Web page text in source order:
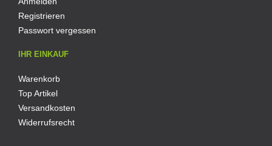
Registrieren
Passwort vergessen
IHR EINKAUF
Warenkorb
Top Artikel
Versandkosten
Widerrufsrecht